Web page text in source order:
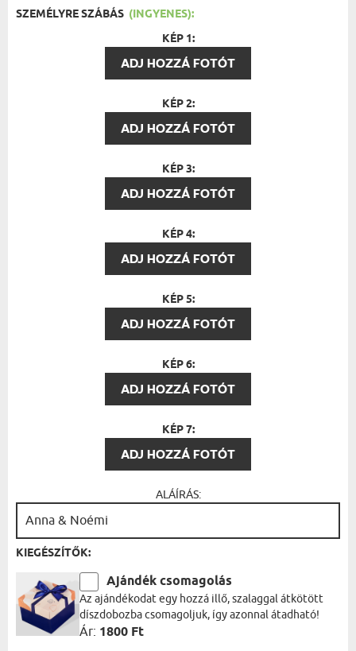
SZEMÉLYRE SZÁBÁS (INGYENES):
KÉP 1:
ADJ HOZZÁ FOTÓT
KÉP 2:
ADJ HOZZÁ FOTÓT
KÉP 3:
ADJ HOZZÁ FOTÓT
KÉP 4:
ADJ HOZZÁ FOTÓT
KÉP 5:
ADJ HOZZÁ FOTÓT
KÉP 6:
ADJ HOZZÁ FOTÓT
KÉP 7:
ADJ HOZZÁ FOTÓT
ALÁÍRÁS:
KIEGÉSZÍTŐK:
Ajándék csomagolás
Az ajándékodat egy hozzá illő, szalaggal átkötött
díszdobozba csomagoljuk, így azonnal átadható!
Ár: 1800 Ft